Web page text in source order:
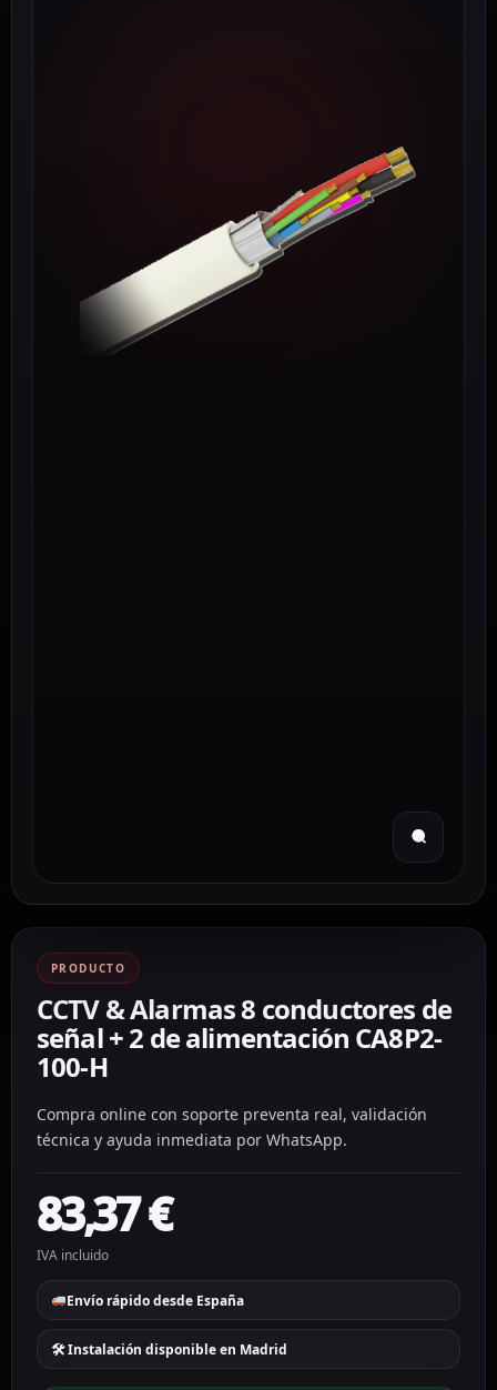
PRODUCTO
CCTV & Alarmas 8 conductores de
señal + 2 de alimentación CA8P2-
100-H
Compra online con soporte preventa real, validación
técnica y ayuda inmediata por WhatsApp.
83,37€
IVA incluido
Envío rápido desde España
🛠 Instalación disponible en Madrid